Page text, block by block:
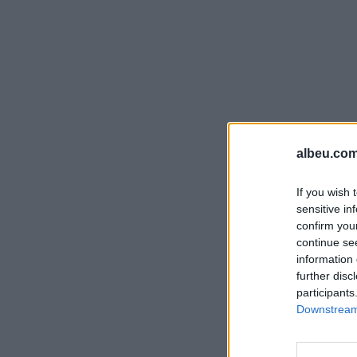
If you wish
sensitive
confirm
continue
information
further